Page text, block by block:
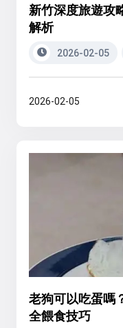
新竹深度旅遊攻
解析
2026-02-05
2026-02-05
老狗可以吃蛋嗎
全餵食技巧